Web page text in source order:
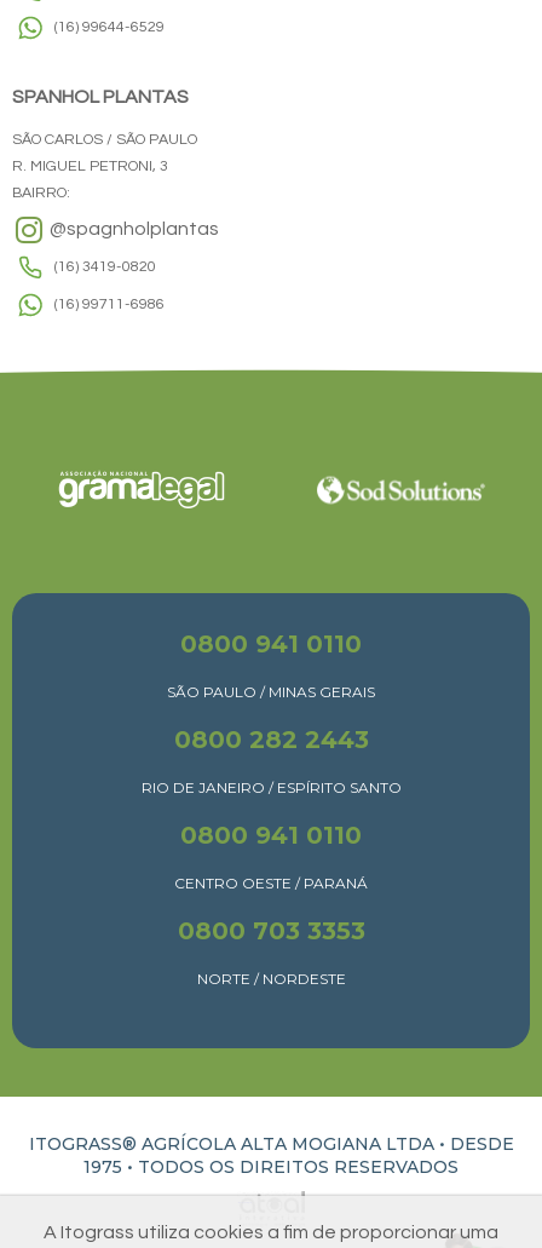
(16) 99644-6529
SPANHOL PLANTAS
SÃO CARLOS / SÃO PAULO
R. MIGUEL PETRONI, 3
BAIRRO:
@spagnholplantas
(16) 3419-0820
(16) 99711-6986
0800 941 0110
SÃO PAULO / MINAS GERAIS
0800 282 2443
RIO DE JANEIRO / ESPÍRITO SANTO
0800 941 0110
CENTRO OESTE / PARANÁ
0800 703 3353
NORTE / NORDESTE
ITOGRASS® AGRÍCOLA ALTA MOGIANA LTDA • DESDE
1975 • TODOS OS DIREITOS RESERVADOS
A Itograss utiliza cookies a fim de proporcionar uma